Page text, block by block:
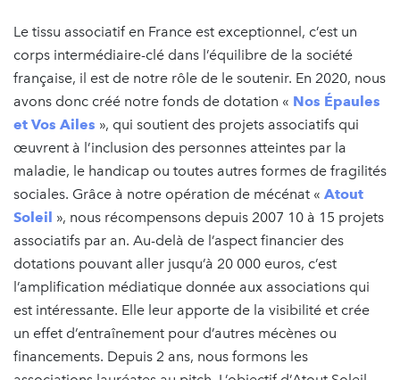
Le tissu associatif en France est exceptionnel, c’est un
corps intermédiaire-clé dans l’équilibre de la société
française, il est de notre rôle de le soutenir. En 2020, nous
avons donc créé notre fonds de dotation « Nos Épaules
et Vos Ailes », qui soutient des projets associatifs qui
œuvrent à l’inclusion des personnes atteintes par la
maladie, le handicap ou toutes autres formes de fragilités
sociales. Grâce à notre opération de mécénat « Atout
Soleil », nous récompensons depuis 2007 10 à 15 projets
associatifs par an. Au-delà de l’aspect financier des
dotations pouvant aller jusqu’à 20 000 euros, c’est
l’amplification médiatique donnée aux associations qui
est intéressante. Elle leur apporte de la visibilité et crée
un effet d’entraînement pour d’autres mécènes ou
financements. Depuis 2 ans, nous formons les